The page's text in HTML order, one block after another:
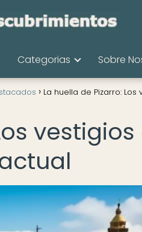
Categorias Sobre
La huella de Pizarro: